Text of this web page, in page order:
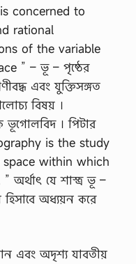
is concerned to
rational
of the variable
” – ভূ – পৃষ্ঠের
এবং যুক্তিসঙ্গত
বিষয় ।
। পিটার
is the study
space within which
যে শাস্ত্র ভূ –
হিসাবে অধ্যয়ন করে
এবং অদৃশ্য যাবতীয়